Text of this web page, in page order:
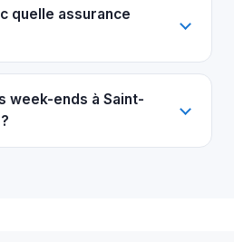
quelle assurance
week-ends à Saint-